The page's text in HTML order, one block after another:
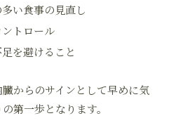
い食事の見直し
トロール
を避けること
からのサインとして早めに気
第一歩となります。